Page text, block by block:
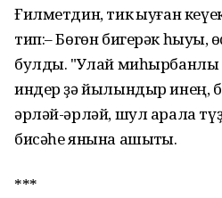
Ғилметдин, тик ҡыуған
тип:– Бɵгɵн бигерəк һыуыҡ,
булды. "Улай миһырбанлы
индер ҙə йылындыр инең,
əрлəй-əрлəй, шул арала
бисəһе янына ашыҡты.
***